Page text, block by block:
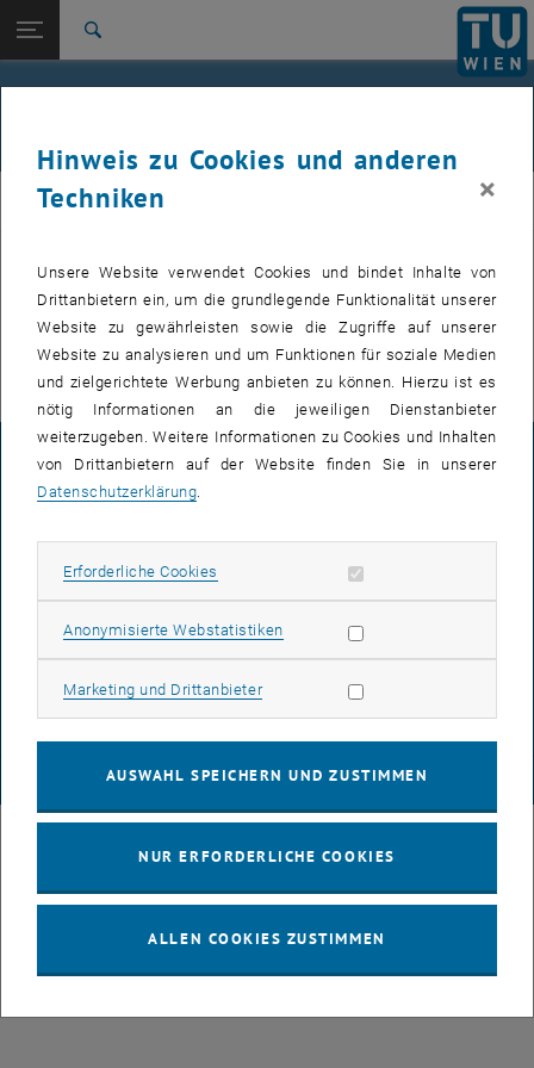
TU Login
Zur 1. Menü Ebene
E164-02-1-Forschungsgruppe Prozessanalytik
Laserbasierte IR Spektroskopie in der Flüssigphase
QCL-IR Absorptionsspektoskopie von Proteinen
CAVS
QCL-IR Absorptionsspektroskopie von Proteinen
Laserbasierte Dispersionsspektroskopie
© TU Wien# 62348
IMPRESSUM
BARRIEREFREIHEITSERKLÄRUNG
DATENSCHUTZERKLÄRUNG (PDF)
COOKIEEINSTELLUNGEN
Hinweis zu Cookies und anderen
Techniken
×
Unsere Website verwendet Cookies und bindet Inhalte von
Drittanbietern ein, um die grundlegende Funktionalität unserer
Website zu gewährleisten sowie die Zugriffe auf unserer
Website zu analysieren und um Funktionen für soziale Medien
und zielgerichtete Werbung anbieten zu können. Hierzu ist es
nötig Informationen an die jeweiligen Dienstanbieter
weiterzugeben. Weitere Informationen zu Cookies und Inhalten
von Drittanbietern auf der Website finden Sie in unserer
Datenschutzerklärung.
Erforderliche Cookies Erforderliche Cookies zulassen
Anonymisierte WebstatistikenStatistik Cookies zulassen
Marketing und DrittanbieterMarketing Cookies zulassen
AUSWAHL SPEICHERN UND ZUSTIMMEN
NUR ERFORDERLICHE COOKIES
ALLEN COOKIES ZUSTIMMEN